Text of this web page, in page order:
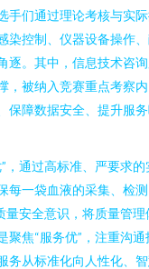
手们通过理论考核与实
染控制、仪器设备操作
逐。其中，信息技术咨
，被纳入竞赛重点考察内
保障数据安全、提升服
，通过高标准、严要求的
每一袋血液的采集、检
量安全意识，将质量管理
聚焦“服务优”，注重沟通
务从标准化向人性化、